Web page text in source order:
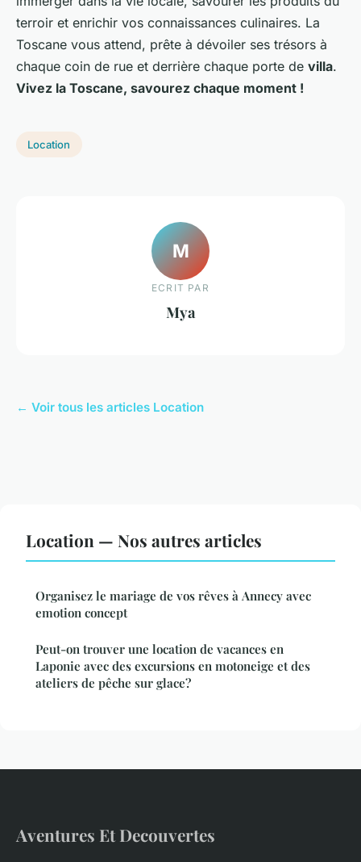
terroir et enrichir vos connaissances culinaires. La
Toscane vous attend, prête à dévoiler ses trésors à
chaque coin de rue et derrière chaque porte de villa.
Vivez la Toscane, savourez chaque moment !
Location
M
ECRIT PAR
Mya
← Voir tous les articles Location
Location — Nos autres articles
Organisez le mariage de vos rêves à Annecy avec
emotion concept
Peut-on trouver une location de vacances en
Laponie avec des excursions en motoneige et des
ateliers de pêche sur glace?
Aventures Et Decouvertes